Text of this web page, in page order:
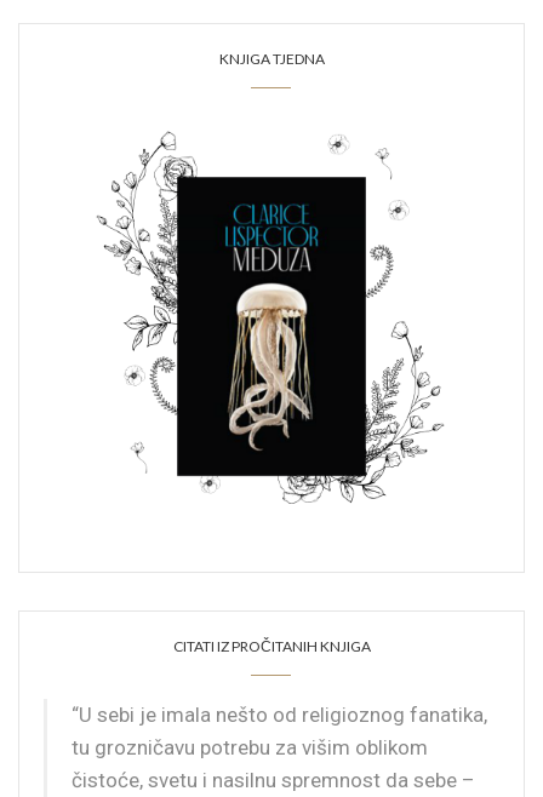
KNJIGA TJEDNA
CITATI IZ PROČITANIH KNJIGA
“U sebi je imala nešto od religioznog fanatika,
tu grozničavu potrebu za višim oblikom
čistoće, svetu i nasilnu spremnost da sebe –